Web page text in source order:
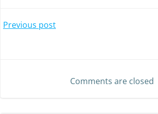
Previous post
Comments are closed